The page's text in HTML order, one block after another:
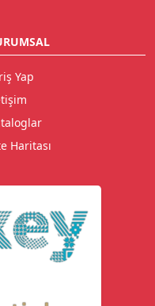
Yap
Haritası